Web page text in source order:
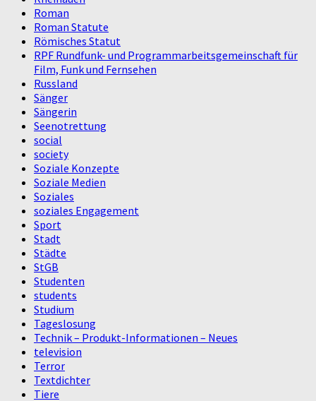
Roman
Roman Statute
Römisches Statut
RPF Rundfunk- und Programmarbeitsgemeinschaft für
Film, Funk und Fernsehen
Russland
Sänger
Sängerin
Seenotrettung
social
society
Soziale Konzepte
Soziale Medien
Soziales
soziales Engagement
Sport
Stadt
Städte
StGB
Studenten
students
Studium
Tageslosung
Technik – Produkt-Informationen – Neues
television
Terror
Textdichter
Tiere